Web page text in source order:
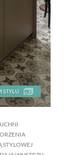
STYLU
STYLOWEJ